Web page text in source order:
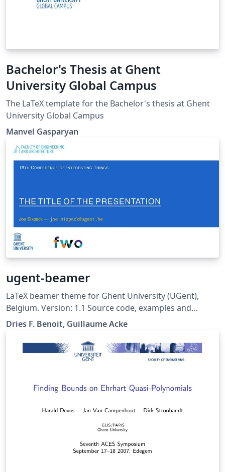
Bachelor's Thesis at Ghent
University Global Campus
The LaTeX template for the Bachelor's thesis at Ghent
University Global Campus
Manvel Gasparyan
ugent-beamer
LaTeX beamer theme for Ghent University (UGent),
Belgium. Version: 1.1 Source code, examples and
description on Github:
software is released under the GNU GPL v3.0 License.
Dries F. Benoit, Guillaume Acke